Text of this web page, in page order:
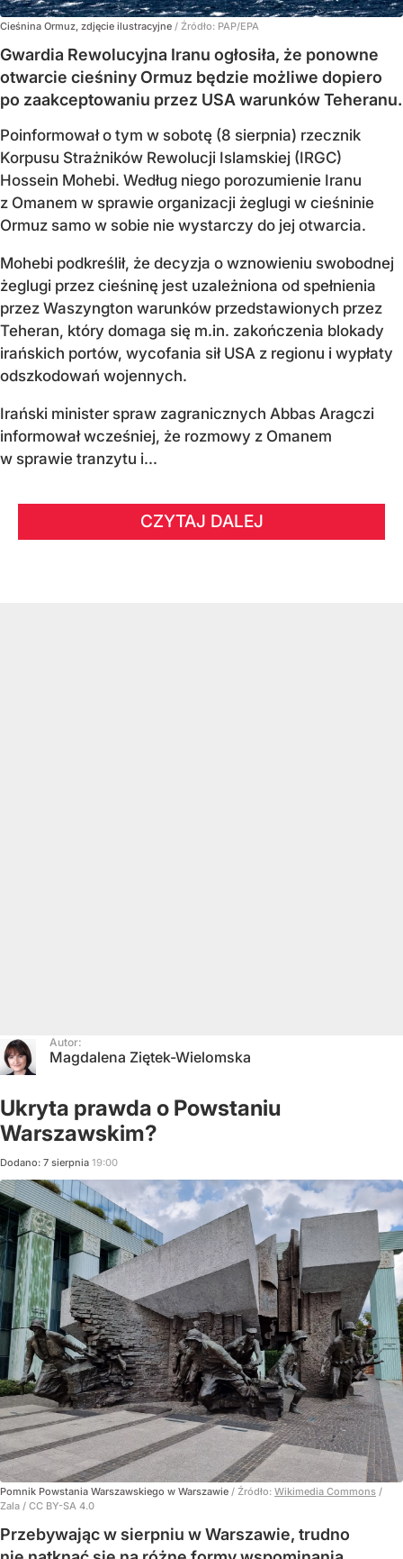
Cieśnina Ormuz, zdjęcie ilustracyjne / Źródło: PAP/EPA
Gwardia Rewolucyjna Iranu ogłosiła, że ponowne
otwarcie cieśniny Ormuz będzie możliwe dopiero
po zaakceptowaniu przez USA warunków Teheranu.
Poinformował o tym w sobotę (8 sierpnia) rzecznik
Korpusu Strażników Rewolucji Islamskiej (IRGC)
Hossein Mohebi. Według niego porozumienie Iranu
z Omanem w sprawie organizacji żeglugi w cieśninie
Ormuz samo w sobie nie wystarczy do jej otwarcia.
Mohebi podkreślił, że decyzja o wznowieniu swobodnej
żeglugi przez cieśninę jest uzależniona od spełnienia
przez Waszyngton warunków przedstawionych przez
Teheran, który domaga się m.in. zakończenia blokady
irańskich portów, wycofania sił USA z regionu i wypłaty
odszkodowań wojennych.
Irański minister spraw zagranicznych Abbas Aragczi
informował wcześniej, że rozmowy z Omanem
w sprawie tranzytu i...
CZYTAJ DALEJ
Autor:
Magdalena Ziętek-Wielomska
Ukryta prawda o Powstaniu
Warszawskim?
Dodano: 7 sierpnia 19:00
Pomnik Powstania Warszawskiego w Warszawie / Źródło: Wikimedia Commons /
Zala / CC BY-SA 4.0
Przebywając w sierpniu w Warszawie, trudno